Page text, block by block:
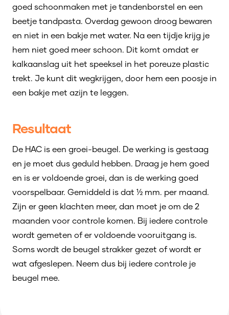
goed schoonmaken met je tandenborstel en een
beetje tandpasta. Overdag gewoon droog bewaren
en niet in een bakje met water. Na een tijdje krijg je
hem niet goed meer schoon. Dit komt omdat er
kalkaanslag uit het speeksel in het poreuze plastic
trekt. Je kunt dit wegkrijgen, door hem een poosje in
een bakje met azijn te leggen.
Resultaat
De HAC is een groei-beugel. De werking is gestaag
en je moet dus geduld hebben. Draag je hem goed
en is er voldoende groei, dan is de werking goed
voorspelbaar. Gemiddeld is dat ½ mm. per maand.
Zijn er geen klachten meer, dan moet je om de 2
maanden voor controle komen. Bij iedere controle
wordt gemeten of er voldoende vooruitgang is.
Soms wordt de beugel strakker gezet of wordt er
wat afgeslepen. Neem dus bij iedere controle je
beugel mee.